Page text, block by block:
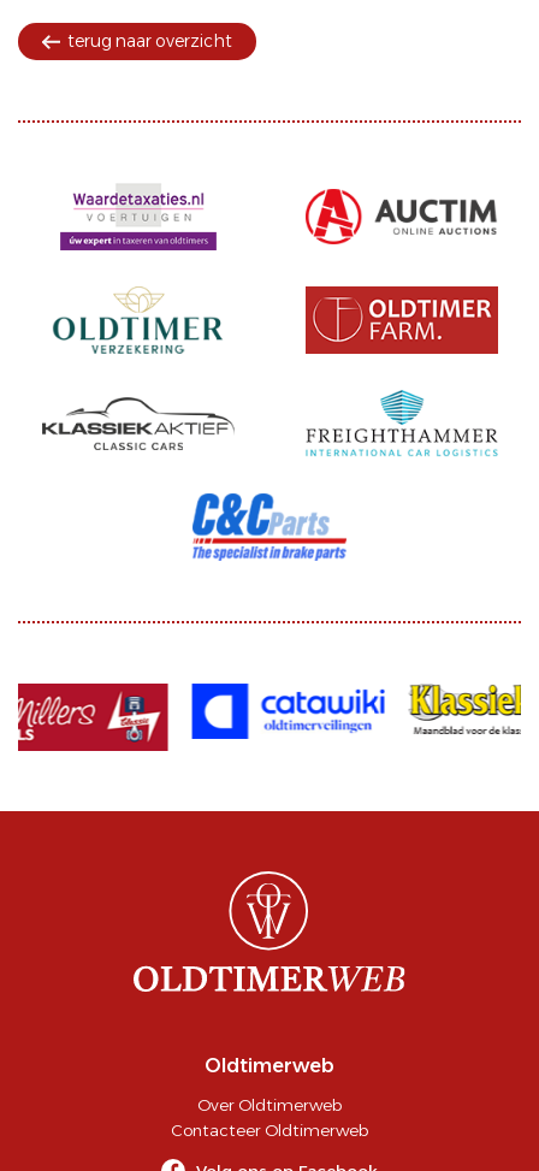
terug naar overzicht
Oldtimerweb
Over Oldtimerweb
Contacteer Oldtimerweb